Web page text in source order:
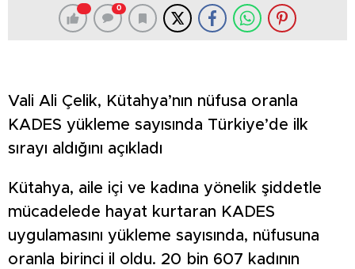
0
Vali Ali Çelik, Kütahya’nın nüfusa oranla
KADES yükleme sayısında Türkiye’de ilk
sırayı aldığını açıkladı
Kütahya, aile içi ve kadına yönelik şiddetle
mücadelede hayat kurtaran KADES
uygulamasını yükleme sayısında, nüfusuna
oranla birinci il oldu. 20 bin 607 kadının